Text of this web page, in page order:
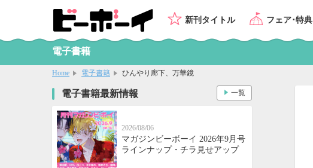
新刊タイトル フェア･特典
電子書籍
Home 電子書籍 ひんやり廊下、万華鏡
電子書籍最新情報
2026/08/06
マガジンビーボーイ 2026年9月号
ラインナップ・チラ見せアップ
一覧